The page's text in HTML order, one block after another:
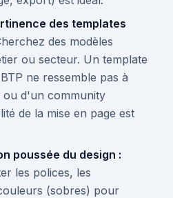
des templates
des modèles
ou secteur. Un template
ne ressemble pas à
d'un community
de la mise en page est
poussée du design :
les polices, les
(sobres) pour